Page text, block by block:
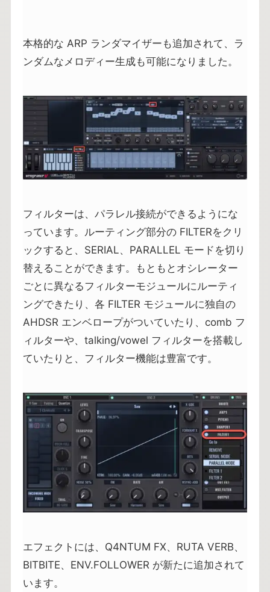
本格的な ARP ランダマイザーも追加されて、ラ
ンダムなメロディー生成も可能になりました。
フィルターは、パラレル接続ができるようにな
っています。ルーティング部分の FILTERをクリ
ックすると、SERIAL、PARALLEL モードを切り
替えることができます。もともとオシレーター
ごとに異なるフィルターモジュールにルーティ
ングできたり、各 FILTER モジュールに独自の
AHDSR エンベロープがついていたり、comb フ
ィルターや、talking/vowel フィルターを搭載し
ていたりと、フィルター機能は豊富です。
エフェクトには、Q4NTUM FX、RUTA VERB、
BITBITE、ENV.FOLLOWER が新たに追加されて
います。